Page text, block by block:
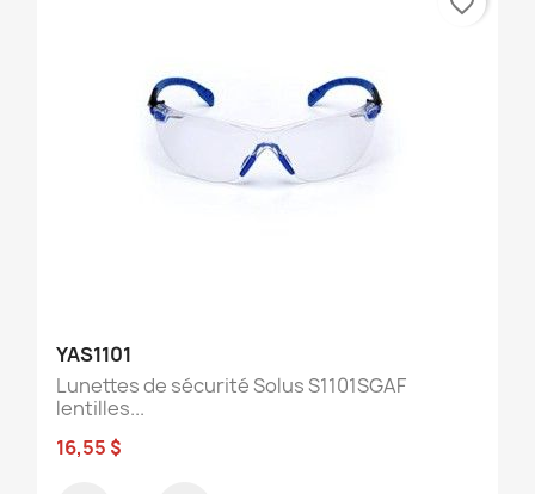
YAS1101
Lunettes de sécurité Solus S1101SGAF
lentilles...
16,55 $